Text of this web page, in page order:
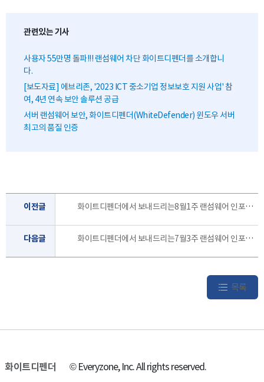
관련있는 기사
사용자 55만명 돌파!!! 랜섬웨어 차단 화이트디펜더를 소개합니
다.
[보도자료] 에브리존, '2023 ICT 중소기업 정보보호 지원 사업' 참
여, 4년 연속 보안 솔루션 공급
서버 랜섬웨어 보안, 화이트디펜더(WhiteDefender) 윈도우 서버
최고의 품질 인증
이전글 화이트디펜더에서 보내드리는8월1주 랜섬웨어 인포 레터 입니다.
다음글 화이트디펜더에서 보내드리는7월3주 랜섬웨어 인포 레터 입니다.
목록
화이트디펜더 © Everyzone, Inc. All rights reserved.